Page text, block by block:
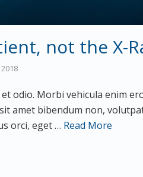
not the X-
odio. Morbi vehicula enim
amet bibendum non,
orci, eget … Read More